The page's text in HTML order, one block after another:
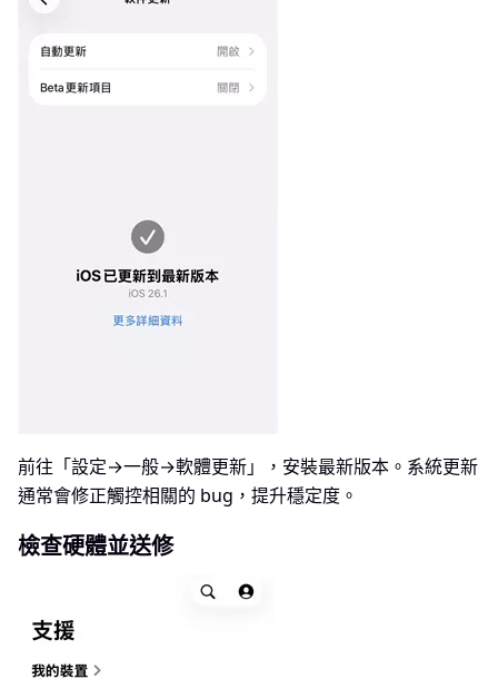
前往「設定→一般→軟體更新」，安裝最新版本。系統更新
通常會修正觸控相關的 bug，提升穩定度。
檢查硬體並送修